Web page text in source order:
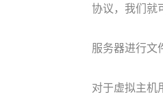
协议，我们就
服务器进行文
对于虚拟主机